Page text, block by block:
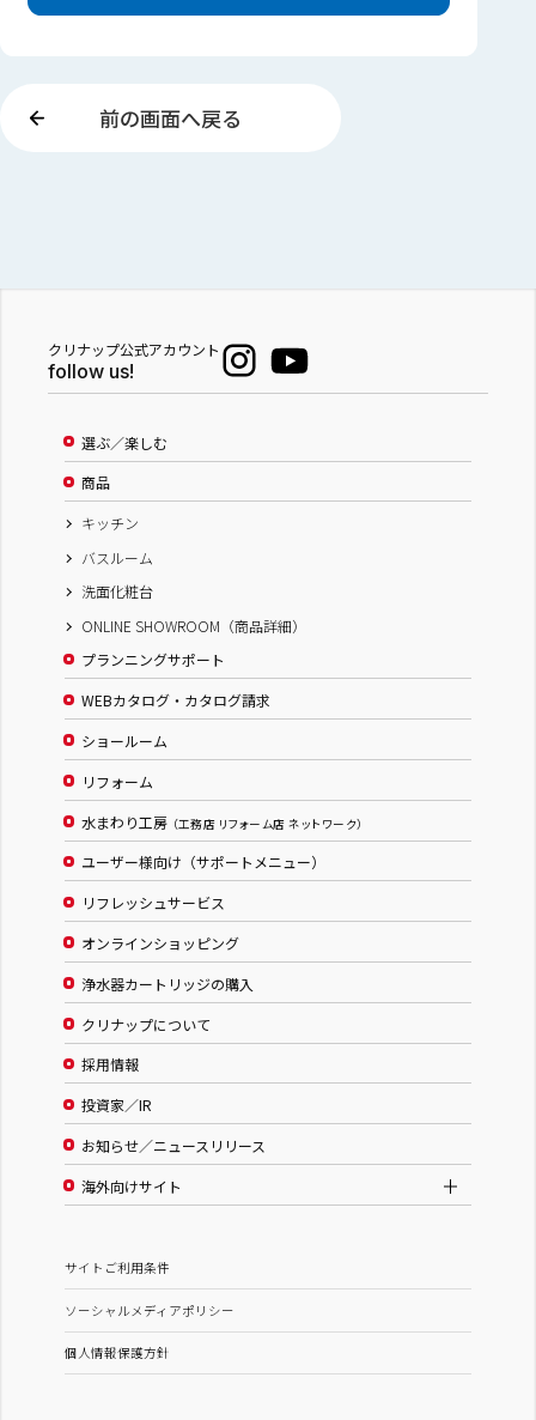
前の画面へ戻る
クリナップ公式アカウント
follow us!
選ぶ／楽しむ
商品
キッチン
バスルーム
洗面化粧台
ONLINE SHOWROOM（商品詳細）
プランニングサポート
WEBカタログ・カタログ請求
ショールーム
リフォーム
水まわり工房 （工務店 リフォーム店 ネットワーク）
ユーザー様向け（サポートメニュー）
リフレッシュサービス
オンラインショッピング
浄水器カートリッジの購入
クリナップについて
採用情報
投資家／IR
お知らせ／ニュースリリース
海外向けサイト
サイトご利用条件
ソーシャルメディアポリシー
個人情報保護方針